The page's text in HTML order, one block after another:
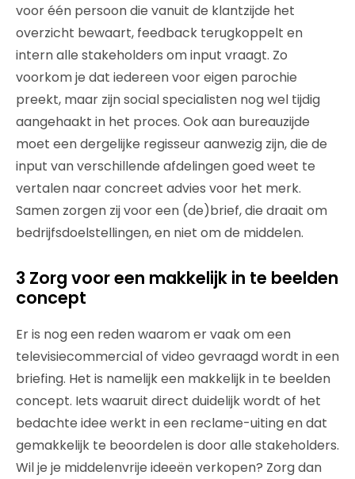
voor één persoon die vanuit de klantzijde het
overzicht bewaart, feedback terugkoppelt en
intern alle stakeholders om input vraagt. Zo
voorkom je dat iedereen voor eigen parochie
preekt, maar zijn social specialisten nog wel tijdig
aangehaakt in het proces. Ook aan bureauzijde
moet een dergelijke regisseur aanwezig zijn, die de
input van verschillende afdelingen goed weet te
vertalen naar concreet advies voor het merk.
Samen zorgen zij voor een (de)brief, die draait om
bedrijfsdoelstellingen, en niet om de middelen.
3 Zorg voor een makkelijk in te beelden
concept
Er is nog een reden waarom er vaak om een
televisiecommercial of video gevraagd wordt in een
briefing. Het is namelijk een makkelijk in te beelden
concept. Iets waaruit direct duidelijk wordt of het
bedachte idee werkt in een reclame-uiting en dat
gemakkelijk te beoordelen is door alle stakeholders.
Wil je je middelenvrije ideeën verkopen? Zorg dan